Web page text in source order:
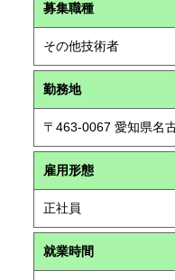
募集職種
その他技術者
勤務地
〒463-0067 愛知県名
雇用形態
正社員
就業時間